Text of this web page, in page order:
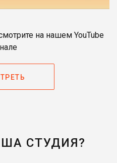
на нашем YouTube
СТУДИЯ?